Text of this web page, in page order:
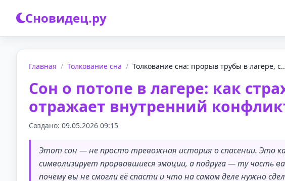
Сновидец.ру
Главная / Толкование сна / Толкование сна: прорыв трубы в лагере,
Сон о потопе в лагере: как
отражает внутренний
Создано: 09.05.2026 09:15
Этот сон — не просто тревожная история о спасении. Это
символизирует прорвавшиеся эмоции, а подруга — ту часть
почему вы не смогли её спасти и что на самом деле нужно